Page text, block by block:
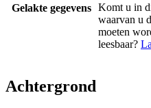
Gelakte gegevens Komt u in
waarvan u
moeten
leesbaar?
Achtergrond